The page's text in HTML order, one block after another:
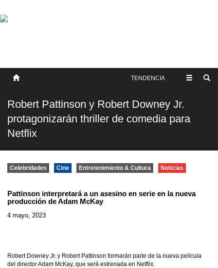
SOBRE NOSOTROS
TENDENCIA
Robert Pattinson y Robert Downey Jr.
protagonizarán thriller de comedia para
Netflix
Celebridades Cine Entretenimiento & Cultura Noticias
Pattinson interpretará a un asesino en serie en la nueva
producción de Adam McKay
4 mayo, 2023
Robert Downey Jr. y Robert Pattinson formarán parte de la nueva película
del director Adam McKay, que será estrenada en Netflix.